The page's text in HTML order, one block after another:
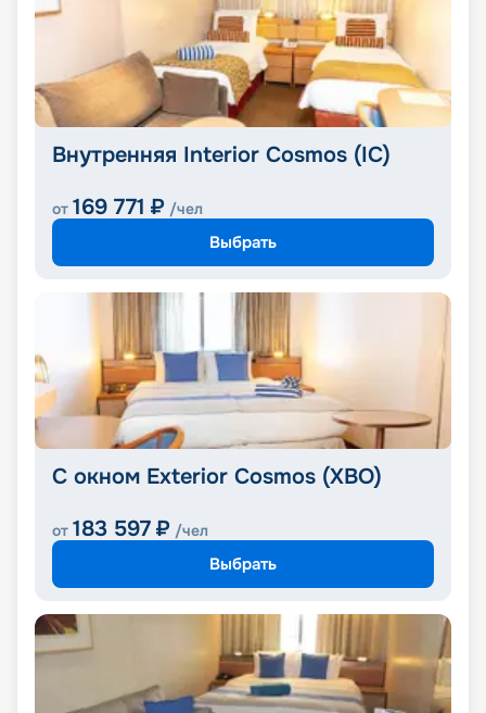
Внутренняя Interior Cosmos (IC)
от 169 771 ₽ /чел
Выбрать
С окном Exterior Cosmos (XBO)
от 183 597 ₽ /чел
Выбрать